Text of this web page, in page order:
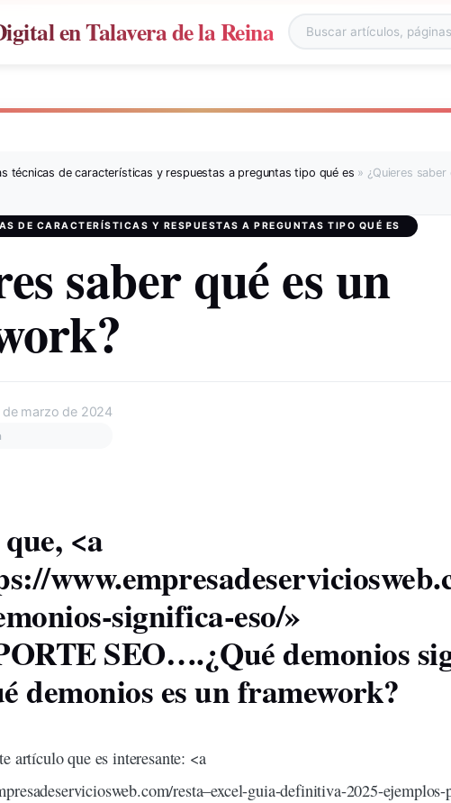
en Talavera de la Reina Buscar en el sitio
técnicas de características y respuestas a preguntas tipo qué es » ¿Quieres saber
DE CARACTERÍSTICAS Y RESPUESTAS A PREGUNTAS TIPO QUÉ ES
saber qué es un
de marzo de 2024
<a
-significa-eso/»
SEO….¿Qué demonios
demonios es unframework?
artículo que esinteresante: <a
resta–excel-guia-definitiva-2025-ejemplos-